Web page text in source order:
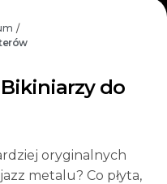
/
do
oryginalnych
metalu? Co płyta,